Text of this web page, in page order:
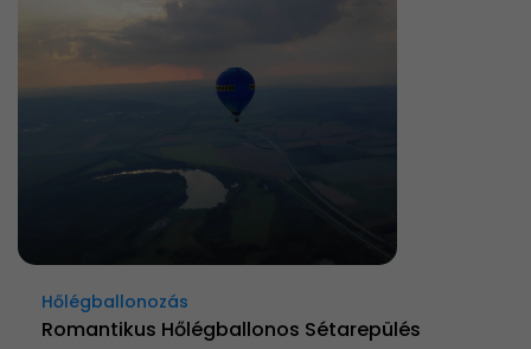
Hőlégballonozás
Romantikus Hőlégballonos Sétarepülés